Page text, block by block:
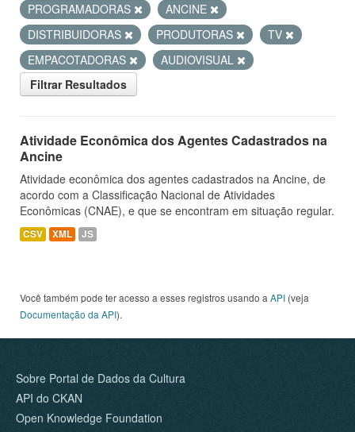
PROGRAMADORAS
ANCINE
DISTRIBUIDORAS
PRODUTORAS
TV
EMPACOTADORAS
AUDIOVISUAL
Filtrar Resultados
Atividade Econômica dos Agentes Cadastrados na
Ancine
Atividade econômica dos agentes cadastrados na Ancine, de
acordo com a Classificação Nacional de Atividades
Econômicas (CNAE), e que se encontram em situação regular.
CSV XML JS
Você também pode ter acesso a esses registros usando a API (veja
Documentação da API).
Sobre Portal de Dados da Cultura
API do CKAN
Open Knowledge Foundation